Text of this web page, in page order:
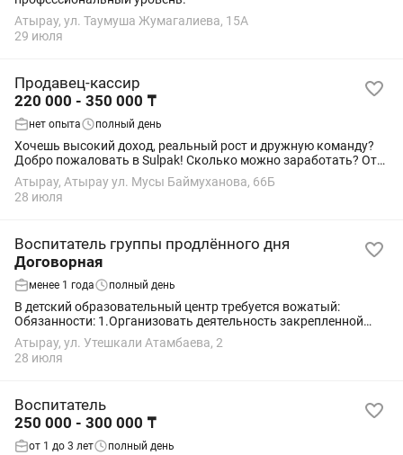
Атырау, ул. Таумуша Жумагалиева, 15А
29 июля
Продавец-кассир
220 000 - 350 000 ₸
нет опыта полный день
Хочешь высокий доход, реальный рост и дружную команду?
Добро пожаловать в Sulpak! Сколько можно заработать? От
220 000 до 350 000 т и больше — всё зависит от твоих продаж.
Оклад + бонусы (сдельная...
Атырау, Атырау ул. Мусы Баймуханова, 66Б
28 июля
Воспитатель группы продлённого дня
Договорная
менее 1 года полный день
В детский образовательный центр требуется вожатый:
Обязанности: 1.Организовать деятельность закрепленной
группы детей. 2.Сопровождать детей в течение всего времени
пребывания в...
Атырау, ул. Утешкали Атамбаева, 2
28 июля
Воспитатель
250 000 - 300 000 ₸
от 1 до 3 лет полный день